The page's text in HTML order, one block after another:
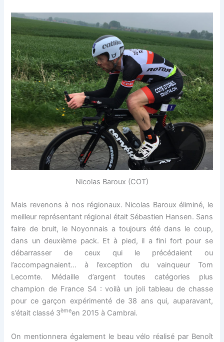
Nicolas Baroux (COT)
Mais revenons à nos régionaux. Nicolas Baroux éliminé, le
meilleur représentant régional était Sébastien Hansen. Sans
faire de bruit, le Noyonnais a toujours été dans le coup,
dans un deuxième pack. Et à pied, il a fini fort pour se
débarrasser de ceux qui le précédaient ou
l’accompagnaient… à l’exception du vainqueur Tom
Lecomte. Médaille d’argent toutes catégories plus
champion de France S4 : voilà un joli tableau de chasse
pour ce garçon expérimenté de 38 ans qui, auparavant,
s’était classé 3èmeen 2015 à Cambrai.
On mentionnera également le beau vélo réalisé par Benoît